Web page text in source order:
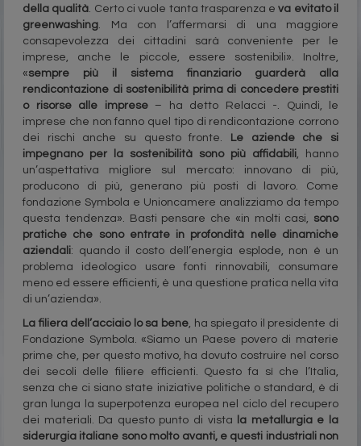
della qualità. Certo ci vuole tanta trasparenza eva evitato il
greenwashing. Ma con l’affermarsi di una maggiore
consapevolezza dei cittadini sarà conveniente per le
imprese, anche le piccole, essere sostenibili». Inoltre,
«sempre più il sistema finanziario guarderà alla
rendicontazione di sostenibilità prima di concedere prestiti
o risorse alle imprese – ha detto Relacci -. Quindi, le
imprese che non fanno quel tipo di rendicontazione corrono
dei rischi anche su questo fronte.
Le aziende che si
impegnano per la sostenibilità sono più affidabili, hanno
un’aspettativa migliore sul mercato: innovano di più,
producono di più, generano più posti di lavoro. Come
fondazione Symbola e Unioncamere analizziamo da tempo
questa tendenza». Basti pensare che «in molti casi, sono
pratiche che sono entrate in profondità nelle dinamiche
aziendali: quando il costo dell’energia esplode, non è un
problema ideologico usare fonti rinnovabili, consumare
meno ed essere efficienti, è una questione pratica nella vita
di un’azienda».
La filiera dell’acciaio lo sa bene, ha spiegato il presidente di
Fondazione Symbola. «Siamo un Paese povero di materie
prime che, per questo motivo, ha dovuto costruire nel corso
dei secoli delle filiere efficienti. Questo fa sì che l’Italia,
senza che ci siano state iniziative politiche o standard, è di
gran lunga la superpotenza europea nel ciclo del recupero
dei materiali. Da questo punto di vista
la metallurgia e la
siderurgia italiane sono molto avanti, e questi industriali non